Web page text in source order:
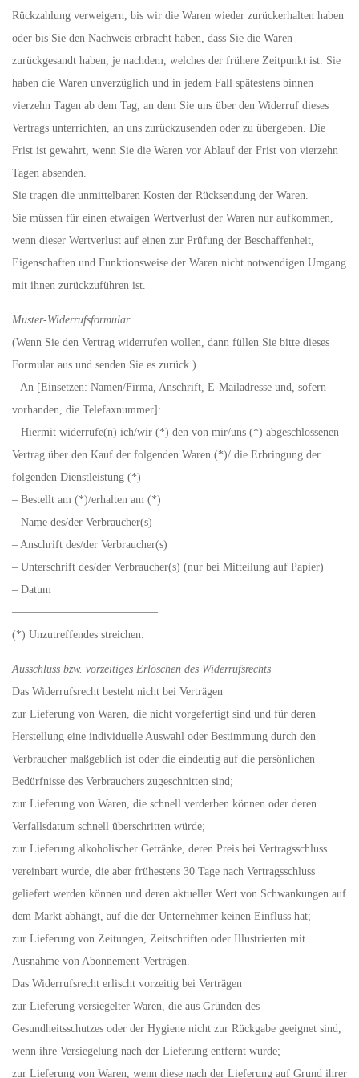
Rückzahlung verweigern, bis wir die Waren wieder zurückerhalten haben
oder bis Sie den Nachweis erbracht haben, dass Sie die Waren
zurückgesandt haben, je nachdem, welches der frühere Zeitpunkt ist. Sie
haben die Waren unverzüglich und in jedem Fall spätestens binnen
vierzehn Tagen ab dem Tag, an dem Sie uns über den Widerruf dieses
Vertrags unterrichten, an uns zurückzusenden oder zu übergeben. Die
Frist ist gewahrt, wenn Sie die Waren vor Ablauf der Frist von vierzehn
Tagen absenden.
Sie tragen die unmittelbaren Kosten der Rücksendung der Waren.
Sie müssen für einen etwaigen Wertverlust der Waren nur aufkommen,
wenn dieser Wertverlust auf einen zur Prüfung der Beschaffenheit,
Eigenschaften und Funktionsweise der Waren nicht notwendigen Umgang
mit ihnen zurückzuführen ist.
Muster-Widerrufsformular
(Wenn Sie den Vertrag widerrufen wollen, dann füllen Sie bitte dieses
Formular aus und senden Sie es zurück.)
– An [Einsetzen: Namen/Firma, Anschrift, E-Mailadresse und, sofern
vorhanden, die Telefaxnummer]:
– Hiermit widerrufe(n) ich/wir (*) den von mir/uns (*) abgeschlossenen
Vertrag über den Kauf der folgenden Waren (*)/ die Erbringung der
folgenden Dienstleistung (*)
– Bestellt am (*)/erhalten am (*)
– Name des/der Verbraucher(s)
– Anschrift des/der Verbraucher(s)
– Unterschrift des/der Verbraucher(s) (nur bei Mitteilung auf Papier)
– Datum
—————————————
(*) Unzutreffendes streichen.
Ausschluss bzw. vorzeitiges Erlöschen des Widerrufsrechts
Das Widerrufsrecht besteht nicht bei Verträgen
zur Lieferung von Waren, die nicht vorgefertigt sind und für deren
Herstellung eine individuelle Auswahl oder Bestimmung durch den
Verbraucher maßgeblich ist oder die eindeutig auf die persönlichen
Bedürfnisse des Verbrauchers zugeschnitten sind;
zur Lieferung von Waren, die schnell verderben können oder deren
Verfallsdatum schnell überschritten würde;
zur Lieferung alkoholischer Getränke, deren Preis bei Vertragsschluss
vereinbart wurde, die aber frühestens 30 Tage nach Vertragsschluss
geliefert werden können und deren aktueller Wert von Schwankungen auf
dem Markt abhängt, auf die der Unternehmer keinen Einfluss hat;
zur Lieferung von Zeitungen, Zeitschriften oder Illustrierten mit
Ausnahme von Abonnement-Verträgen.
Das Widerrufsrecht erlischt vorzeitig bei Verträgen
zur Lieferung versiegelter Waren, die aus Gründen des
Gesundheitsschutzes oder der Hygiene nicht zur Rückgabe geeignet sind,
wenn ihre Versiegelung nach der Lieferung entfernt wurde;
zur Lieferung von Waren, wenn diese nach der Lieferung auf Grund ihrer